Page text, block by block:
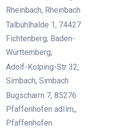
Rheinbach, Rheinbach
Talbühlhalde 1, 74427
Fichtenberg, Baden-
Württemberg,
Adolf-Kolping-Str 32,
Simbach, Simbach
Bugscharrn 7, 85276
Pfaffenhofen adIlm,,
Pfaffenhofen